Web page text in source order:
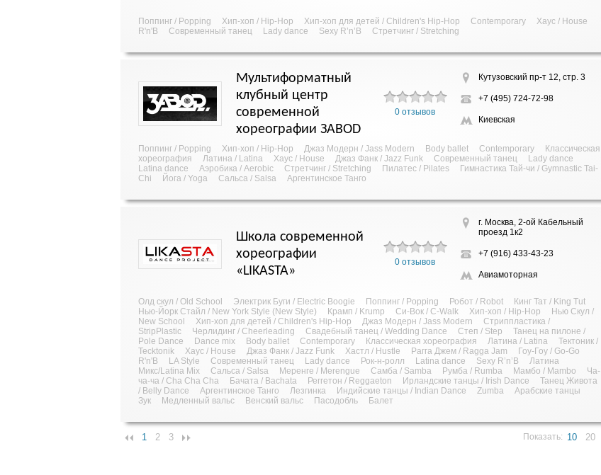
Поппинг / Popping Хип-хоп / Hip-Hop Хип-хоп для детей / Children's Hip-Hop Contemporary
Хаус / House
R'n'B
Современный танец Lady dance Sexy R’n’B Стретчинг / Stretching
Мультиформатный
клубный центр
современной
хореографии ЗАВОD
0 отзывов
Кутузовский пр-т 12, стр. 3
+7 (495) 724-72-98
Киевская
Поппинг / Popping Хип-хоп / Hip-Hop Джаз Модерн / Jass Modern Body ballet Contemporary
Классическая
хореография
Латина / Latina Хаус / House Джаз Фанк / Jazz Funk Современный танец
Lady dance
Latina dance
Аэробика / Aerobic Стретчинг / Stretching Пилатес / Pilates
Гимнастика Тай-чи / Gymnastic Tai-
Chi
Йога / Yoga Сальса / Salsa Аргентинское Танго
Школа современной
хореографии
«LIKASTA»
0 отзывов
г. Москва, 2-ой Кабельный
проезд 1к2
+7 (916) 433-43-23
Авиамоторная
Олд скул / Old School Электрик Буги / Electric Boogie Поппинг / Popping Робот / Robot
Кинг Тат / King Tut
Нью-Йорк Стайл / New York Style (New Style)
Крамп / Krump Си-Вок / C-Walk Хип-хоп / Hip-Hop
Нью Скул /
New School
Хип-хоп для детей / Children's Hip-Hop Джаз Модерн / Jass Modern
Стриппластика /
StripPlastic
Черлидинг / Cheerleading Свадебный танец / Wedding Dance Степ / Step
Танец на пилоне /
Pole Dance
Dance mix Body ballet Contemporary Классическая хореография Латина / Latina
Тектоник /
Tecktonik
Хаус / House Джаз Фанк / Jazz Funk Хастл / Hustle Рагга Джем / Ragga Jam
Гоу-Гоу / Go-Go
R'n'B
LA Style Современный танец Lady dance Рок-н-ролл Latina dance Sexy R’n’B
Латина
Микс/Latina Mix
Сальса / Salsa Меренге / Merengue Самба / Samba Румба / Rumba Мамбо / Mambo
Ча-
ча-ча / Cha Cha Cha
Бачата / Bachata Реггетон / Reggaeton Ирландские танцы / Irish Dance
Танец Живота
/ Belly Dance
Аргентинское Танго Лезгинка Индийские танцы / Indian Dance Zumba
Арабские танцы
Зук
Медленный вальс Венский вальс Пасодобль Балет
1 2 3 Показать: 10 20